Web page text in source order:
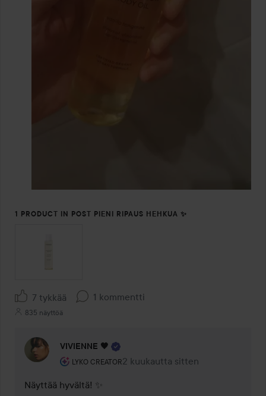
1 PRODUCT IN POST PIENI RIPAUS HEHKUA ✨
7 tykkää 1 kommentti
835 näyttöä
VIVIENNE 🖤
LYKO CREATOR
Käyttäjän rooli: Lyko Creator.
2 kuukautta sitten
Kommentti lisättiin 2 kuukautta
Näyttää hyvältä! ✨